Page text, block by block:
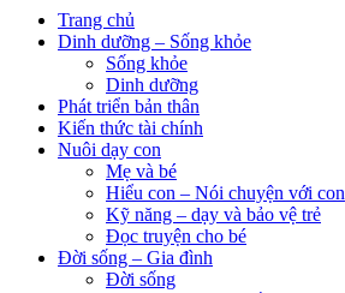
Trang chủ
Dinh dưỡng – Sống khỏe
Sống khỏe
Dinh dưỡng
Phát triển bản thân
Kiến thức tài chính
Nuôi dạy con
Mẹ và bé
Hiểu con – Nói chuyện với con
Kỹ năng – dạy và bảo vệ trẻ
Đọc truyện cho bé
Đời sống – Gia đình
Đời sống